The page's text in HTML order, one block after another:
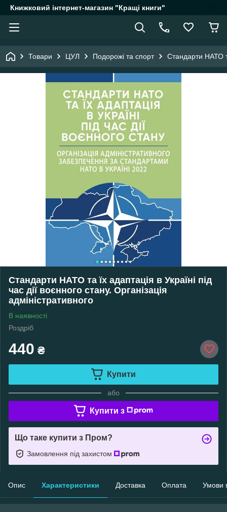
Книжковий інтернет-магазин "Кращі книги"
Товари ЦУЛ Подорожі та спорт Стандарти НАТО
Стандарти НАТО та їх адаптація в Україні під
час дії воєнного стану. Організація
адміністративного
В наявності
Роздріб
440 ₴
Купити
або
Купити з
Що таке купити з Пром?
Замовлення під захистом
Опис Характеристики Доставка Оплата Умови